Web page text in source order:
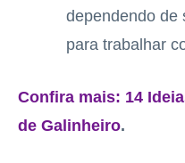
dependendo de
para trabalhar
Confira mais: 14
de Galinheiro.